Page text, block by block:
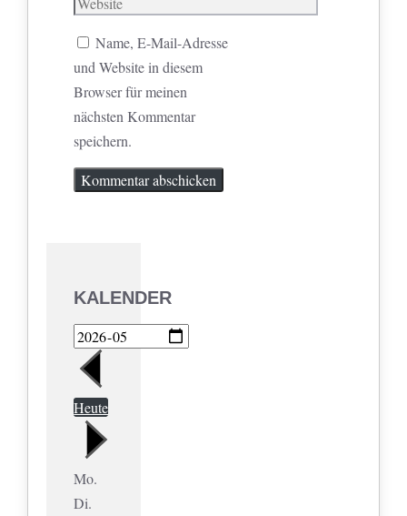
Name, E-Mail-Adresse
und Website in diesem
Browser für meinen
nächsten Kommentar
speichern.
KALENDER
Heute
Mo.
Di.